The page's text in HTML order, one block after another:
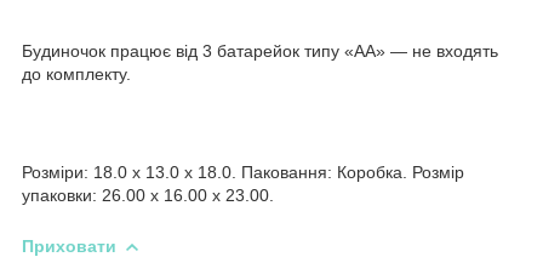
Будиночок працює від 3 батарейок типу «АА» — не входять
до комплекту.
Розміри: 18.0 x 13.0 x 18.0. Паковання: Коробка. Розмір
упаковки: 26.00 x 16.00 x 23.00.
Приховати